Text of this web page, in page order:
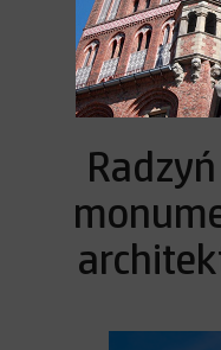
mury
zamkowego.
► Więcej